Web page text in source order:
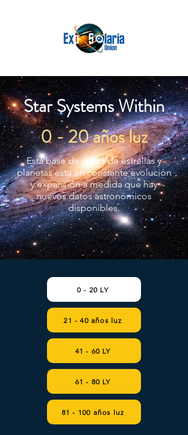
Star Systems Within
0 - 20 años luz
Esta base de datos de estrellas y
planetas está en constante evolución
y expansión a medida que hay
nuevos datos astronómicos
disponibles.
0 - 20 LY
21 - 40 años luz
41 - 60 LY
61 - 80 LY
81 - 100 años luz